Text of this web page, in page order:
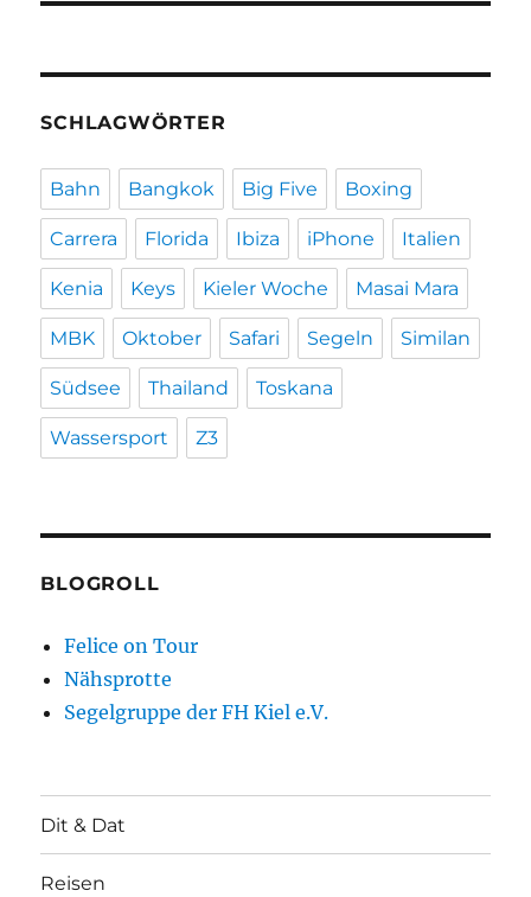
SCHLAGWÖRTER
Bahn Bangkok Big Five Boxing
Carrera Florida Ibiza iPhone Italien
Kenia Keys Kieler Woche Masai Mara
MBK Oktober Safari Segeln Similan
Südsee Thailand Toskana
Wassersport Z3
BLOGROLL
Felice on Tour
Nähsprotte
Segelgruppe der FH Kiel e.V.
Dit & Dat
Reisen